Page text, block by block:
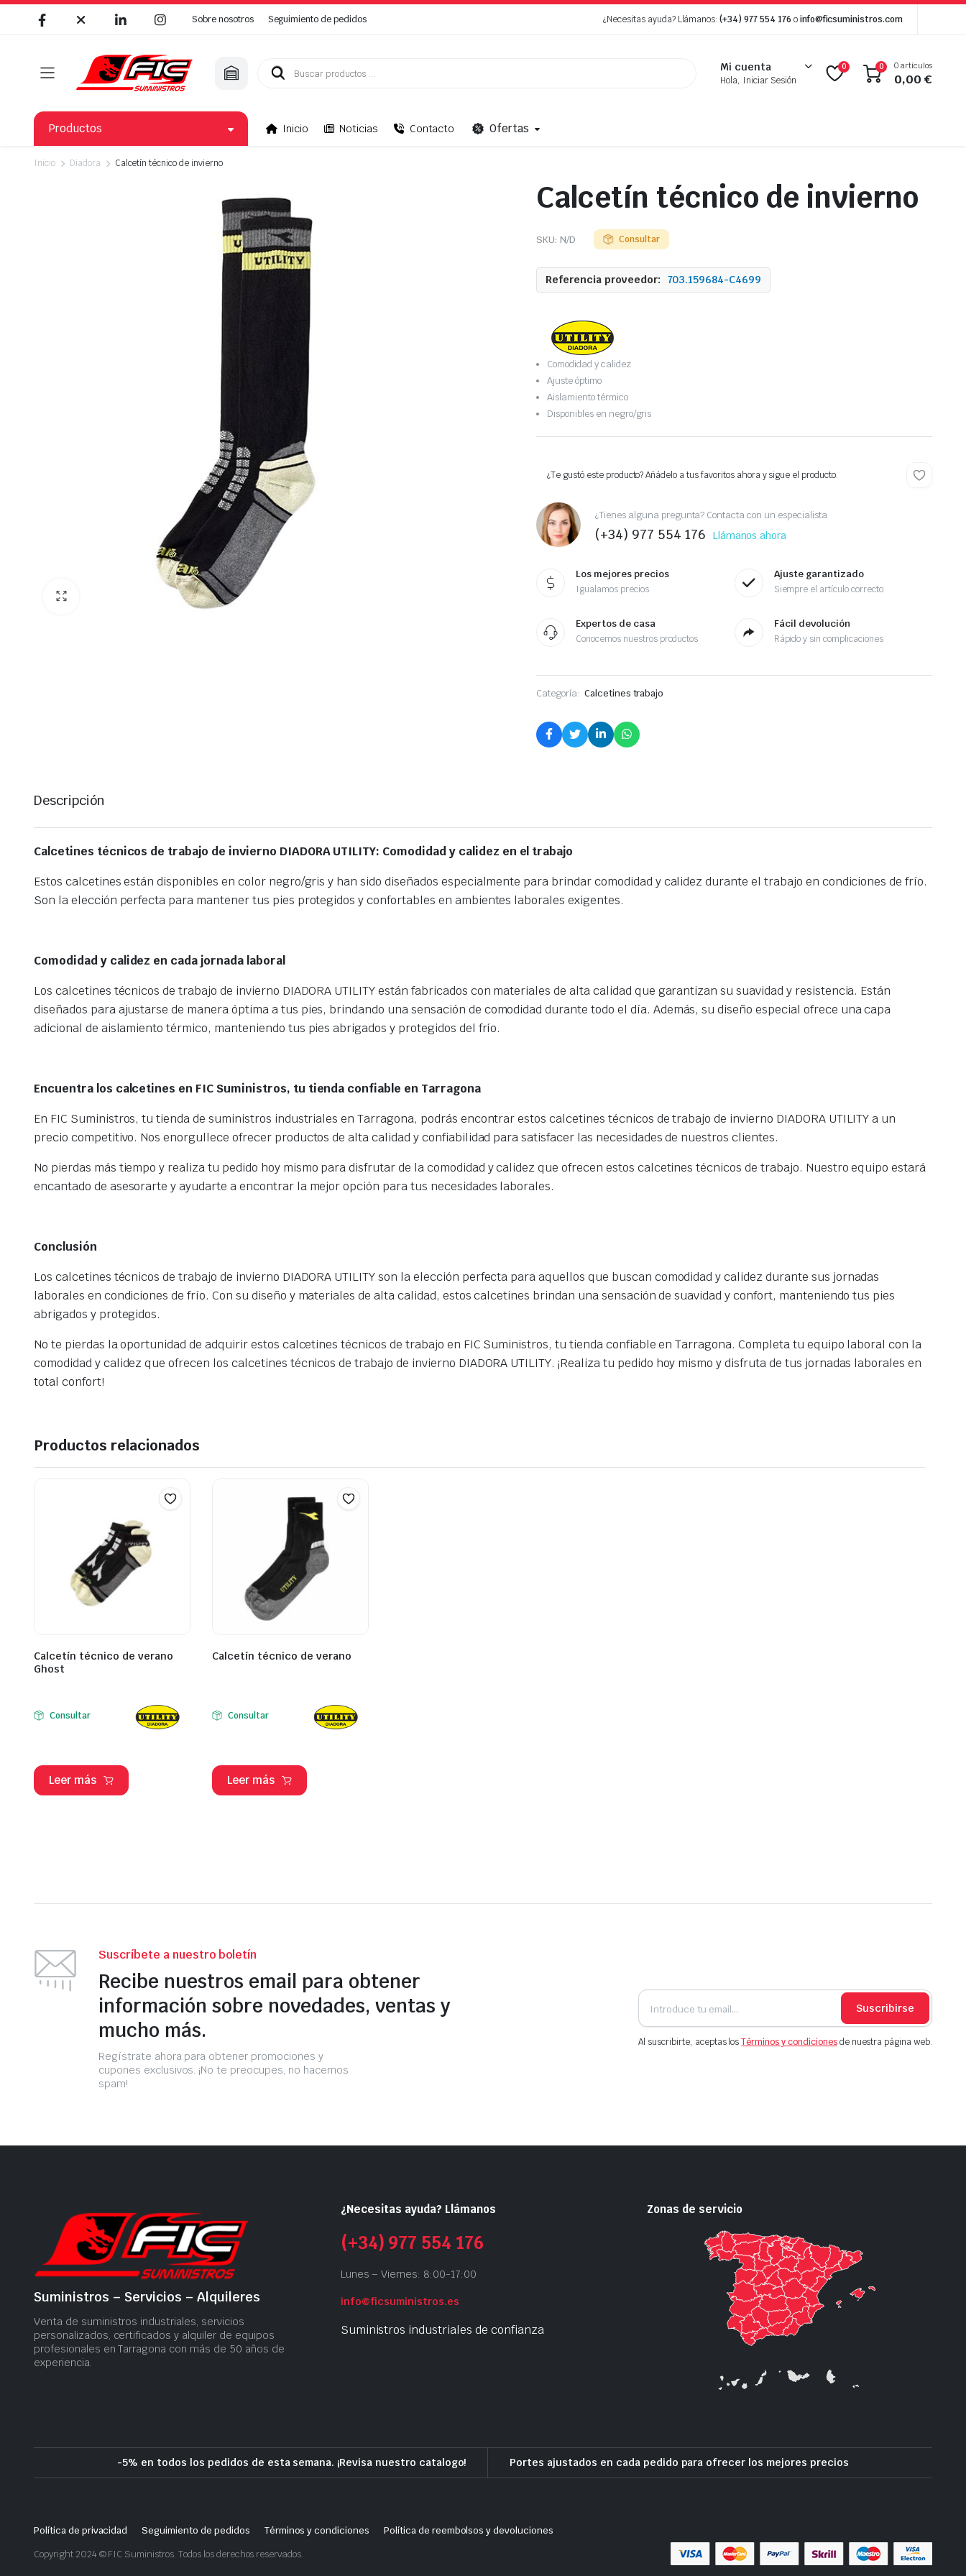
Sobre nosotros Seguimiento de pedidos ¿Necesitas ayuda? Llámanos:(+34) 977 554 176 oinfo@ficsuministros.com
Búsqueda
Mi cuenta
Hola, Iniciar Sesión
0 0 0 artículos
0,00€
Productos Inicio Noticias Contacto Ofertas
Inicio Diadora Calcetín técnico de invierno
Calcetín técnico de invierno
SKU: N/D Consultar
Referencia proveedor: 703.159684-C4699
Comodidad y calidez
Ajuste óptimo
Aislamiento térmico
Disponibles en negro/gris
¿Te gustó este producto? Añádelo a tus favoritos ahora y sigue el producto.
¿Tienes alguna pregunta? Contacta con un especialista
(+34) 977 554 176 Llámanos ahora
Los mejores precios
Igualamos precios
Ajuste garantizado
Siempre el artículo correcto
Expertos de casa
Conocemos nuestros productos
Fácil devolución
Rápido y sin complicaciones
Categoría: Calcetines trabajo
Descripción
Calcetines técnicos de trabajo de invierno DIADORA UTILITY: Comodidad y calidez en el trabajo
Estos calcetines están disponibles en color negro/gris y han sido diseñados especialmente para brindar comodidad y calidez durante el trabajo en condiciones de frío.
Son la elección perfecta para mantener tus pies protegidos y confortables en ambientes laborales exigentes.
Comodidad y calidez en cada jornada laboral
Los calcetines técnicos de trabajo de invierno DIADORA UTILITY están fabricados con materiales de alta calidad que garantizan su suavidad y resistencia. Están
diseñados para ajustarse de manera óptima a tus pies, brindando una sensación de comodidad durante todo el día. Además, su diseño especial ofrece una capa
adicional de aislamiento térmico, manteniendo tus pies abrigados y protegidos del frío.
Encuentra los calcetines en FIC Suministros, tu tienda confiable en Tarragona
En FIC Suministros, tu tienda de suministros industriales en Tarragona, podrás encontrar estos calcetines técnicos de trabajo de invierno DIADORA UTILITY a un
precio competitivo. Nos enorgullece ofrecer productos de alta calidad y confiabilidad para satisfacer las necesidades de nuestros clientes.
No pierdas más tiempo y realiza tu pedido hoy mismo para disfrutar de la comodidad y calidez que ofrecen estos calcetines técnicos de trabajo. Nuestro equipo estará
encantado de asesorarte y ayudarte a encontrar la mejor opción para tus necesidades laborales.
Conclusión
Los calcetines técnicos de trabajo de invierno DIADORA UTILITY son la elección perfecta para aquellos que buscan comodidad y calidez durante sus jornadas
laborales en condiciones de frío. Con su diseño y materiales de alta calidad, estos calcetines brindan una sensación de suavidad y confort, manteniendo tus pies
abrigados y protegidos.
No te pierdas la oportunidad de adquirir estos calcetines técnicos de trabajo en FIC Suministros, tu tienda confiable en Tarragona. Completa tu equipo laboral con la
comodidad y calidez que ofrecen los calcetines técnicos de trabajo de invierno DIADORA UTILITY. ¡Realiza tu pedido hoy mismo y disfruta de tus jornadas laborales en
total confort!
Productos relacionados
Calcetín técnico de verano
Ghost
Consultar
Leer más
Calcetín técnico de verano
Consultar
Leer más
Suscríbete a nuestro boletín
Recibe nuestros email para obtener
información sobre novedades, ventas y
mucho más.
Regístrate ahora para obtener promociones y
cupones exclusivos. ¡No te preocupes, no hacemos
spam!
Suscribirse
Al suscribirte, aceptas losTérminos y condicionesde nuestra página web.
Suministros – Servicios – Alquileres
Venta de suministros industriales, servicios
personalizados, certificados y alquiler de equipos
profesionales en Tarragona con más de 50 años de
experiencia.
¿Necesitas ayuda? Llámanos
(+34) 977 554 176
Lunes – Viernes: 8:00-17:00
info@ficsuministros.es
Suministros industriales de confianza
Zonas de servicio
-5% en todos los pedidos de esta semana. ¡Revisa nuestro catalogo! Portes ajustados en cada pedido para ofrecer los mejores precios
Política de privacidad Seguimiento de pedidos Términos y condiciones
Política de reembolsos y devoluciones
Copyright 2024 © FIC Suministros. Todos los derechos reservados.